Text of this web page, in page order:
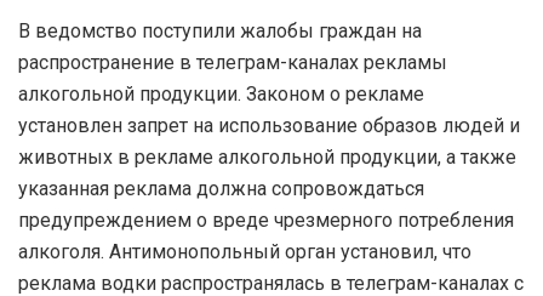
В ведомство поступили жалобы граждан на
распространение в телеграм-каналах рекламы
алкогольной продукции. Законом о рекламе
установлен запрет на использование образов людей и
животных в рекламе алкогольной продукции, а также
указанная реклама должна сопровождаться
предупреждением о вреде чрезмерного потребления
алкоголя. Антимонопольный орган установил, что
реклама водки распространялась в телеграм-каналах с